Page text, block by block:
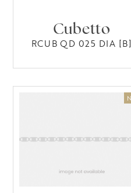
Cubetto
RCUB QD 025 DIA [B]